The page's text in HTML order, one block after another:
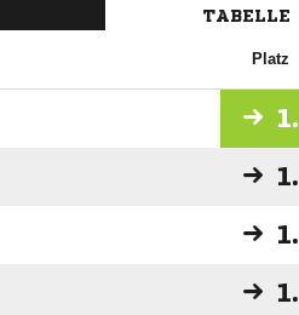
TABELLE
Platz
1.
1.
1.
1.